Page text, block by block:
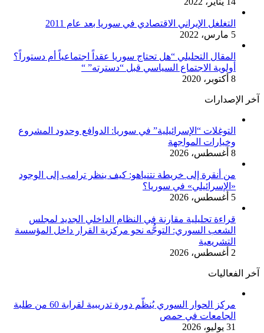
التغلغل الإيراني الاقتصادي في سوريا بعد عام 2011
5 مارس، 2022
المقال التحليلي “هل تحتاج سوريا عقداً اجتماعياً أم دستوراً؟
أولوية الاجتماع السياسي قبل “دسترته” “
8 أكتوبر، 2020
آخر الإصدارات
التوغلات “الإسرائيلية” في سوريا: الدوافع وحدود المشروع
وخيارات المواجهة
8 أغسطس، 2026
من أنقرة إلى خريطة نتنياهو: كيف ينظر ترامب إلى الوجود
«الإسرائيلي» في سوريا؟
5 أغسطس، 2026
قراءة تحليلية مقارنة في النظام الداخلي الجديد لمجلس
الشعب السوري: التوجُّه نحو مركزية القرار داخل المؤسسة
التشريعية
2 أغسطس، 2026
آخر الفعاليات
مركز الحوار السوري يُنظّم دورة تدريبية لقرابة 60 من طلبة
الجامعات في حمص
31 يوليو، 2026